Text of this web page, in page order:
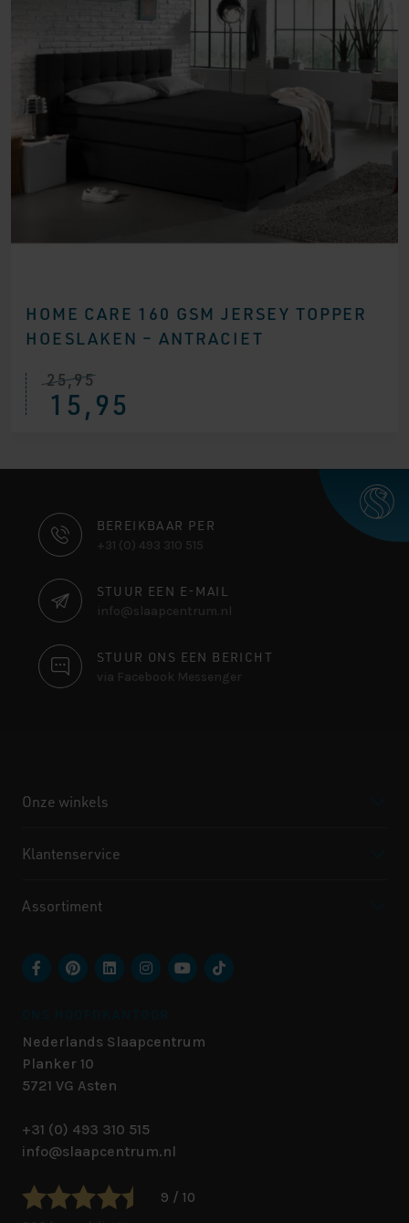
HOME CARE 160 GSM JERSEY TOPPER
HOESLAKEN – ANTRACIET
25,95
15,95
CONTACT
INFORMATIE
BEREIKBAAR PER
+31 (0) 493 310 515
STUUR EEN E-MAIL
info@slaapcentrum.nl
STUUR ONS EEN BERICHT
via Facebook Messenger
Onze winkels
Klantenservice
Assortiment
Nederlands Slaapcentrum
Planker 10
5721 VG Asten
+31 (0) 493 310 515
info@slaapcentrum.nl
9 / 10